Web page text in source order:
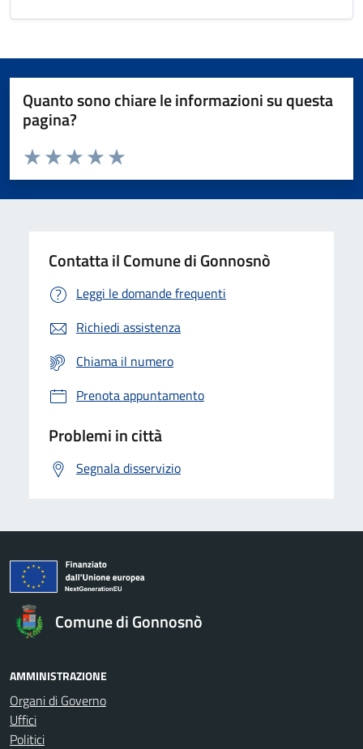
Quanto sono chiare le informazioni su questa
pagina?
Valuta da 1 a 5 stelle la pagina
Valuta 5 stelle su 5
Valuta 4 stelle su 5
Valuta 3 stelle su 5
Valuta 2 stelle su 5
Valuta 1 stelle su 5
Contatta il Comune di Gonnosnò
Leggi le domande frequenti
Richiedi assistenza
Chiama il numero
Prenota appuntamento
Problemi in città
Segnala disservizio
Comune di Gonnosnò
AMMINISTRAZIONE
Organi di Governo
Uffici
Politici